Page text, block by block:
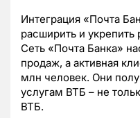
Интеграция «Почта
расширить и укрепить
Сеть «Почта Банка»
продаж, а активная
млн человек. Они
услугам ВТБ – не
ВТБ.